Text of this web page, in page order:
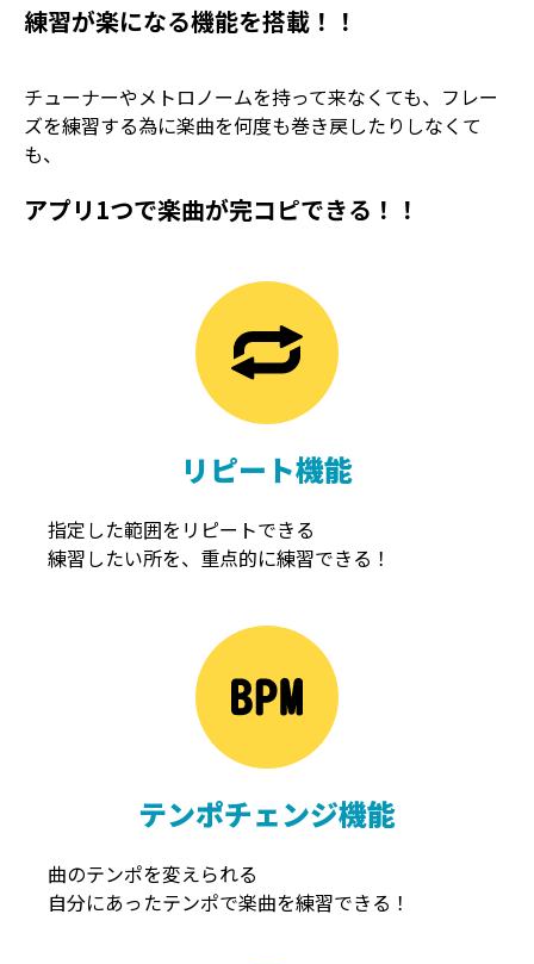
練習が楽になる機能を搭載！！
チューナーやメトロノームを持って来なくても、フレー
ズを練習する為に楽曲を何度も巻き戻したりしなくて
も、
アプリ1つで楽曲が完コピできる！！
リピート機能
指定した範囲をリピートできる
練習したい所を、重点的に練習できる！
テンポチェンジ機能
曲のテンポを変えられる
自分にあったテンポで楽曲を練習できる！